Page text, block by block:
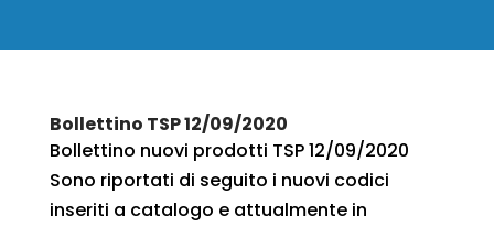
Bollettino TSP 12/09/2020
Bollettino nuovi prodotti TSP 12/09/2020
Sono riportati di seguito i nuovi codici
inseriti a catalogo e attualmente in